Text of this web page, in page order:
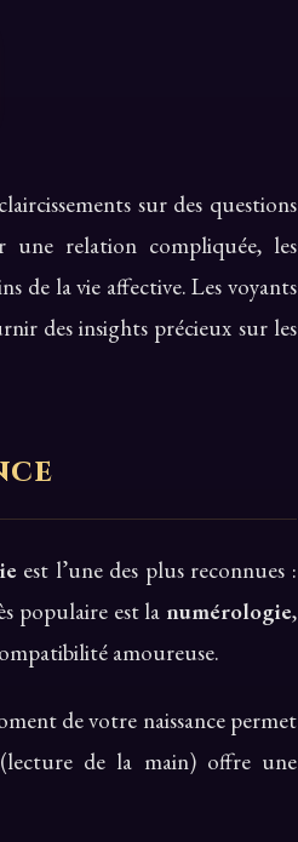
sur des questions
une relation compliquée, les
de la vie affective. Les voyants
des insights précieux sur les
est l’une des plus reconnues :
populaire est la numérologie,
amoureuse.
de votre naissance permet
de la main) offre une